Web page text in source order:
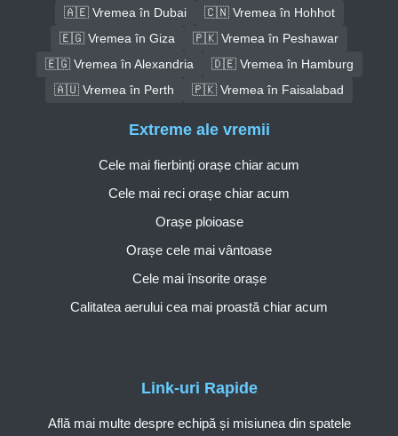
🇦🇪 Vremea în Dubai
🇨🇳 Vremea în Hohhot
🇪🇬 Vremea în Giza
🇵🇰 Vremea în Peshawar
🇪🇬 Vremea în Alexandria
🇩🇪 Vremea în Hamburg
🇦🇺 Vremea în Perth
🇵🇰 Vremea în Faisalabad
Link-uri Rapide
Află mai multe despre echipă și misiunea din spatele
Extreme ale vremii
Cele mai fierbinți orașe chiar acum
Cele mai reci orașe chiar acum
Orașe ploioase
Orașe cele mai vântoase
Cele mai însorite orașe
Calitatea aerului cea mai proastă chiar acum